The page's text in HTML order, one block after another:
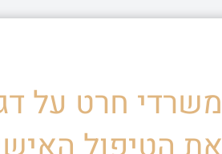
משרדי חרט על